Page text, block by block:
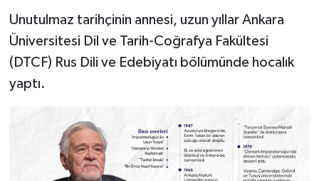
Unutulmaz tarihçinin annesi, uzun yıllar Ankara
Üniversitesi Dil ve Tarih-Coğrafya Fakültesi
(DTCF) Rus Dili ve Edebiyatı bölümünde hocalık
yaptı.